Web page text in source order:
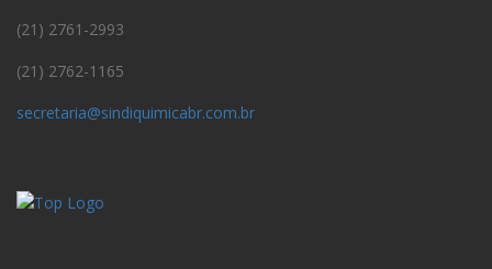
(21) 2761-2993
(21) 2762-1165
secretaria@sindiquimicabr.com.br